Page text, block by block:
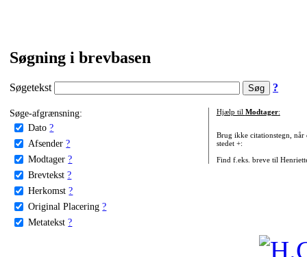
Søgning i brevbasen
Søgetekst ?
Søge-afgrænsning:
Dato ?
Afsender ?
Modtager ?
Brevtekst ?
Herkomst ?
Original Placering ?
Metatekst ?
Hjælp til Modtager:
Brug ikke citationstegn, når
stedet +:
Find f.eks. breve til